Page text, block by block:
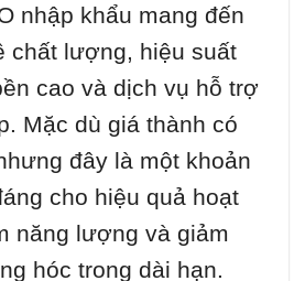
nhập khẩu mang đến
chất lượng, hiệu suất
cao và dịch vụ hỗ trợ
Mặc dù giá thành có
đây là một khoản
cho hiệu quả hoạt
năng lượng và giảm
hóc trong dài hạn.